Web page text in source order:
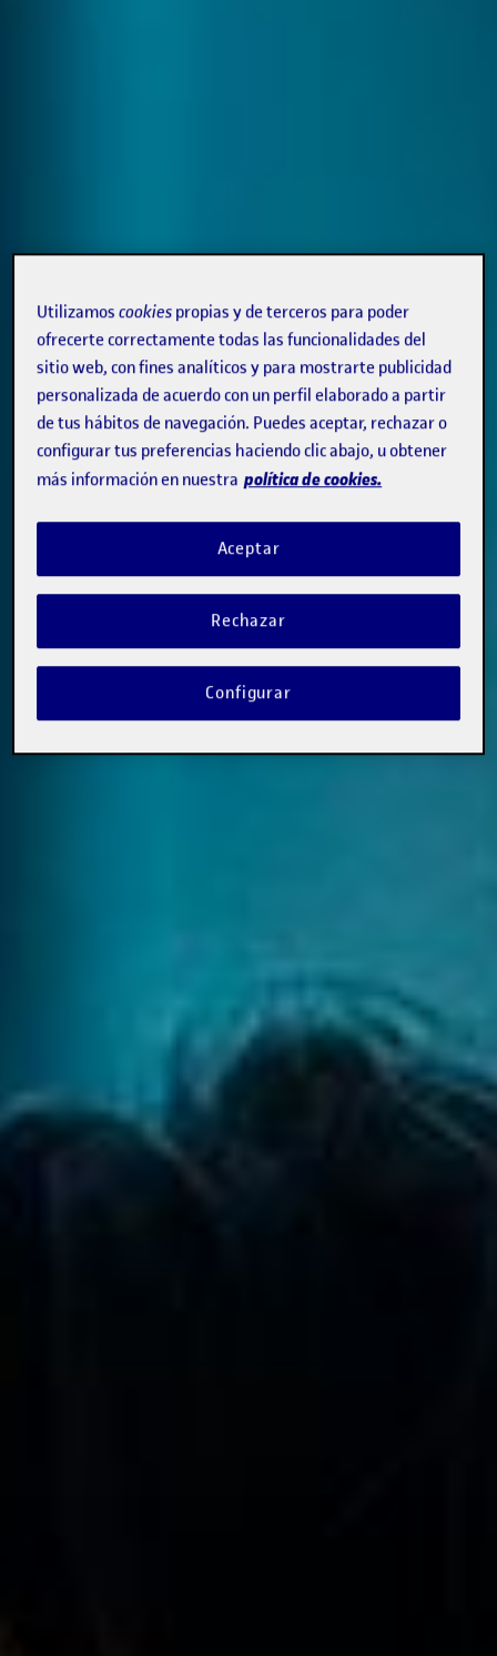
Utilizamoscookies propias y de terceros para poder
ofrecerte correctamente todas las funcionalidades del
sitio web, con fines analíticos y para mostrarte publicidad
personalizada de acuerdo con un perfil elaborado a partir
de tus hábitos de navegación. Puedes aceptar, rechazar o
configurar tus preferencias haciendo clic abajo, u obtener
más información en nuestra política de cookies.
Rechazar
Aceptar
Configurar